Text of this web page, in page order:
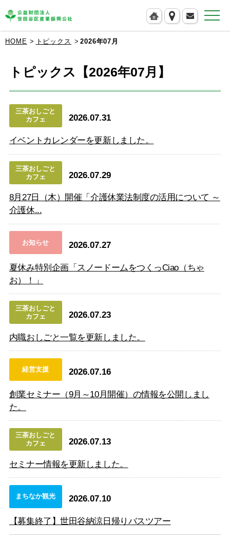
HOME トピックス 2026年07月
トピックス【2026年07月】
三茶おしごと
カフェ
2026.07.31
イベントカレンダーを更新しました。
三茶おしごと
カフェ
2026.07.29
8月27日（木）開催「介護休業法制度の活用について ～
介護休...
お知らせ 2026.07.27
夏休み特別企画「スノードームをつくっCiao（ちゃ
お）！」
三茶おしごと
カフェ
2026.07.23
内職おしごと一覧を更新しました。
経営支援 2026.07.16
創業セミナー（9月～10月開催）の情報を公開しまし
た。
三茶おしごと
カフェ
2026.07.13
セミナー情報を更新しました。
まちなか観光 2026.07.10
【募集終了】世田谷納涼日帰りバスツアー